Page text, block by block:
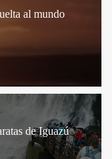
al mundo
de Iguazú